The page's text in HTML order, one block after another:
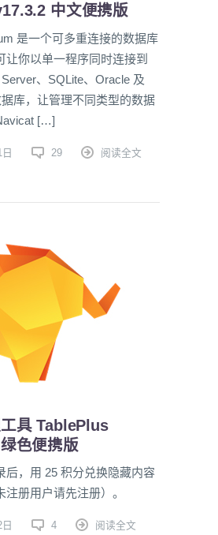
中文便携版
是一个可多重连接的数据库
让你以单一程序同时连接到
、SQLite、Oracle 及
库，让管理不同类型的数据
[…]
29 阅读全文
具 TablePlus
色便携版
后，用 25 积分兑换隐藏内容
注册用户请先注册）。
4 阅读全文